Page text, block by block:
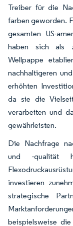
Treiber für die
farben geworden.
gesamten US-
haben sich als
Wellpappe
nachhaltigeren
erhöhten
da sie die
verarbeiten und
gewährleisten.
Die Nachfrage
und -qualität
investieren
strategische
beispielsweise